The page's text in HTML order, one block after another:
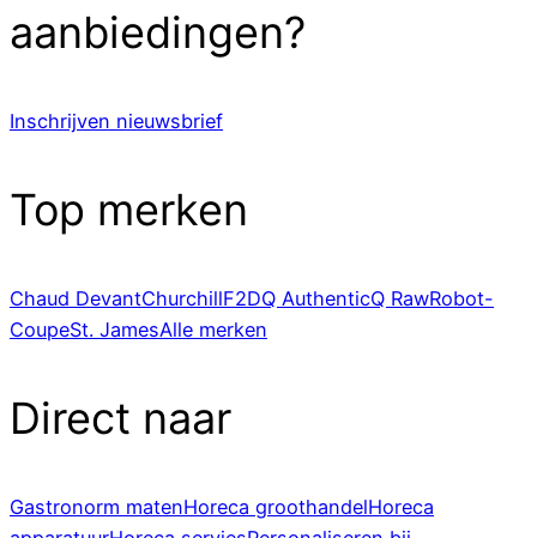
aanbiedingen?
Inschrijven nieuwsbrief
Top merken
Chaud DevantChurchillF2DQ AuthenticQ RawRobot-
CoupeSt. JamesAlle merken
Direct naar
Gastronorm matenHoreca groothandelHoreca